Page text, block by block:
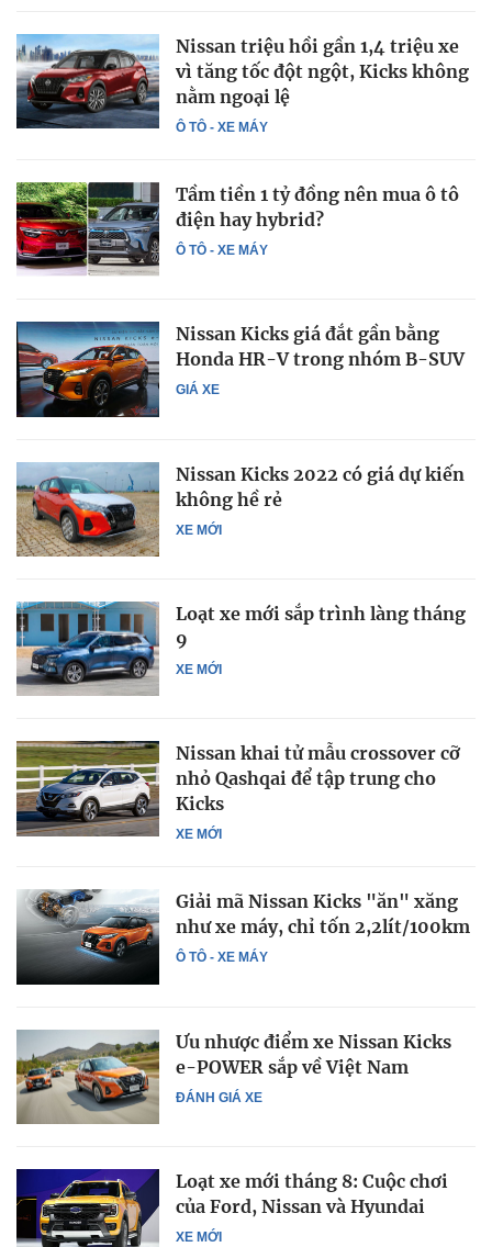
Ô TÔ - XE MÁY
Nissan triệu hồi gần 1,4 triệu xe
vì tăng tốc đột ngột, Kicks không
nằm ngoại lệ
Ô TÔ - XE MÁY
Tầm tiền 1 tỷ đồng nên mua ô tô
điện hay hybrid?
GIÁ XE
Nissan Kicks giá đắt gần bằng
Honda HR-V trong nhóm B-SUV
XE MỚI
Nissan Kicks 2022 có giá dự kiến
không hề rẻ
XE MỚI
Loạt xe mới sắp trình làng tháng
9
XE MỚI
Nissan khai tử mẫu crossover cỡ
nhỏ Qashqai để tập trung cho
Kicks
Ô TÔ - XE MÁY
Giải mã Nissan Kicks "ăn" xăng
như xe máy, chỉ tốn 2,2lít/100km
ĐÁNH GIÁ XE
Ưu nhược điểm xe Nissan Kicks
e-POWER sắp về Việt Nam
XE MỚI
Loạt xe mới tháng 8: Cuộc chơi
của Ford, Nissan và Hyundai